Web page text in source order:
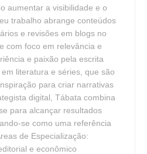
aumentar a visibilidade e o
trabalho abrange conteúdos
e revisões em blogs no
com foco em relevância e
e paixão pela escrita
literatura e séries, que são
para criar narrativas
digital, Tábata combina
para alcançar resultados
se como uma referência
de Especialização:
e econômico